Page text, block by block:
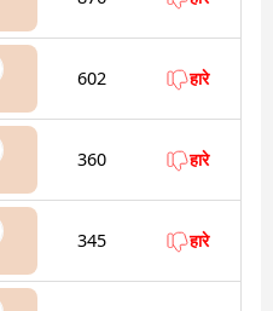
602 हारे
360 हारे
345 हारे